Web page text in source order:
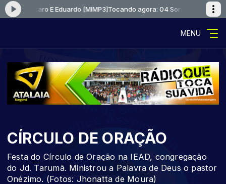
Lazaro E Eduardo [MIMP3]Tocando agora: 04 Sonho Voz Lazaro E
MENU
CÍRCULO DE ORAÇÃO
Festa do Círculo de Oração na IEAD, congregação
do Jd. Tarumã. Ministrou a Palavra de Deus o pastor
Onézimo. (Fotos: Jhonatta de Moura)